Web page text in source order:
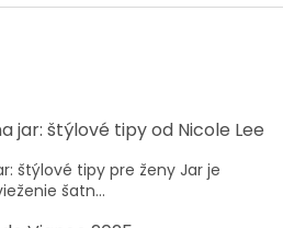
jar: štýlové tipy od Nicole Lee
štýlové tipy pre ženy Jar je
šatn...